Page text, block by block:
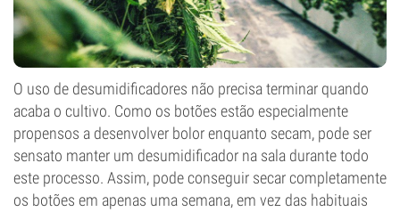
O uso de desumidificadores não precisa terminar quando
acaba o cultivo. Como os botões estão especialmente
propensos a desenvolver bolor enquanto secam, pode ser
sensato manter um desumidificador na sala durante todo
este processo. Assim, pode conseguir secar completamente
os botões em apenas uma semana, em vez das habituais